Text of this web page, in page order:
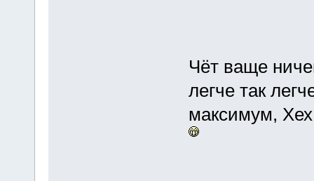
Чёт ваще
легче так
максимум, Хех